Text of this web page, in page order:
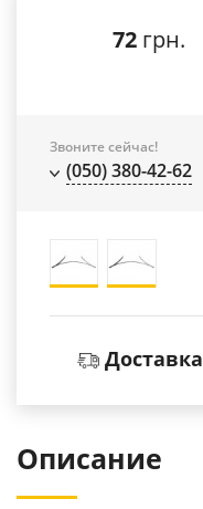
72 грн.
Звоните сейчас!
(050) 380-42-62
Доставка
Описание